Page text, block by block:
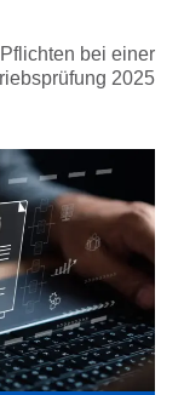
bei einer
2025